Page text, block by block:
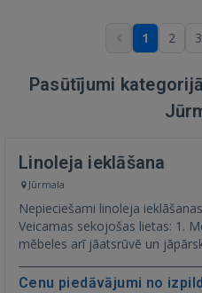
1 2 3
Pasūtījumi
Linoleja ieklāšana
Jūrmala
Nepieciešami linoleja
Veicamas sekojošas lietas: 1.
mēbeles arī jāatsrūvē un
Cenu piedāvājumi no